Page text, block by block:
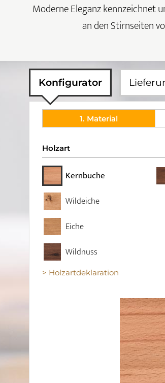
Moderne Eleganz kennzeichnet
an den Stirnseiten
Konfigurator
1. Material
Holzart
Kernbuche
Wildeiche
Eiche
Wildnuss
> Holzartdeklaration